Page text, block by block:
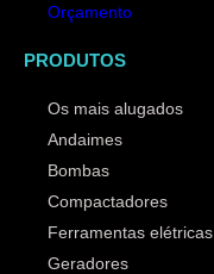
Orçamento
PRODUTOS
Os mais alugados
Andaimes
Bombas
Compactadores
Ferramentas elétricas
Geradores